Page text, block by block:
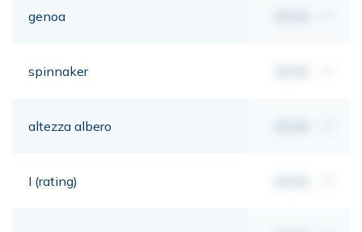
genoa
spinnaker
altezza albero
I (rating)